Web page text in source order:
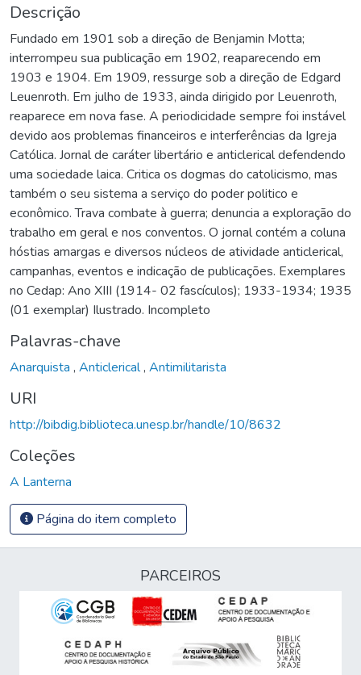
Descrição
Fundado em 1901 sob a direção de Benjamin Motta;
interrompeu sua publicação em 1902, reaparecendo em
1903 e 1904. Em 1909, ressurge sob a direção de Edgard
Leuenroth. Em julho de 1933, ainda dirigido por Leuenroth,
reaparece em nova fase. A periodicidade sempre foi instável
devido aos problemas financeiros e interferências da Igreja
Católica. Jornal de caráter libertário e anticlerical defendendo
uma sociedade laica. Critica os dogmas do catolicismo, mas
também o seu sistema a serviço do poder politico e
econômico. Trava combate à guerra; denuncia a exploração do
trabalho em geral e nos conventos. O jornal contém a coluna
hóstias amargas e diversos núcleos de atividade anticlerical,
campanhas, eventos e indicação de publicações. Exemplares
no Cedap: Ano XIII (1914- 02 fascículos); 1933-1934; 1935
(01 exemplar) Ilustrado. Incompleto
Palavras-chave
Anarquista , Anticlerical, Antimilitarista
URI
http://bibdig.biblioteca.unesp.br/handle/10/8632
Coleções
A Lanterna
Página do item completo
PARCEIROS